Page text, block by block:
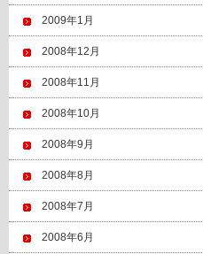
2009年1月
2008年12月
2008年11月
2008年10月
2008年9月
2008年8月
2008年7月
2008年6月